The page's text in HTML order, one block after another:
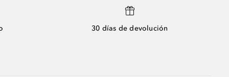
30 días de devolución